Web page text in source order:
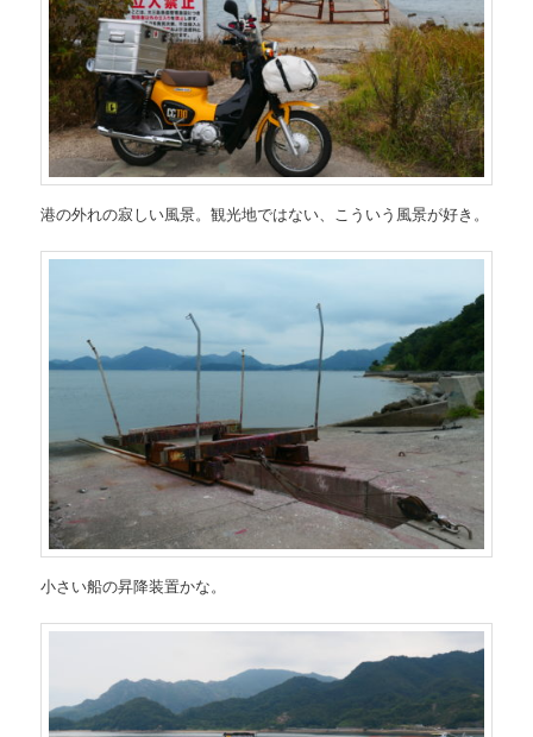
港の外れの寂しい風景。観光地ではない、こういう風景が好き。
小さい船の昇降装置かな。